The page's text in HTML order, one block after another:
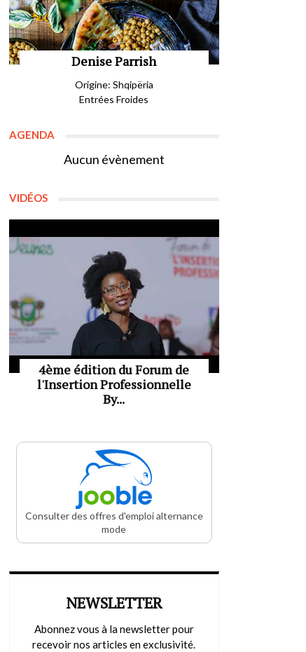
Denise Parrish
Origine: Shqipëria
Entrées Froides
AGENDA
Aucun évènement
VIDÉOS
4ème édition du Forum de
l'Insertion Professionnelle
By...
Consulter des offres d'emploi alternance
mode
NEWSLETTER
Abonnez vous à la newsletter pour
recevoir nos articles en exclusivité.